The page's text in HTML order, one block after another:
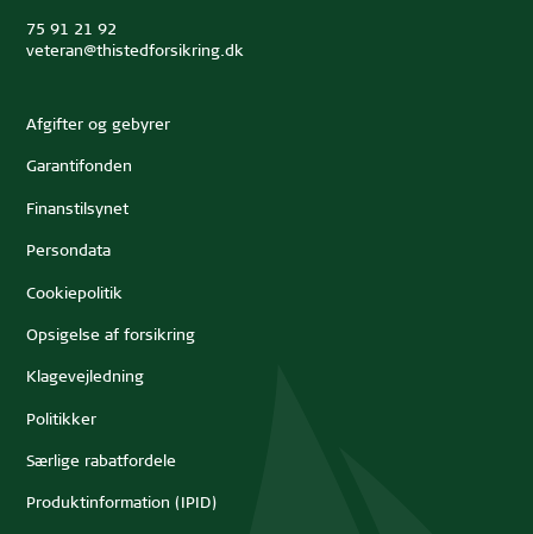
75 91 21 92
veteran@thistedforsikring.dk
Afgifter og gebyrer
Garantifonden
Finanstilsynet
Persondata
Cookiepolitik
Opsigelse af forsikring
Klagevejledning
Politikker
Særlige rabatfordele
Produktinformation (IPID)